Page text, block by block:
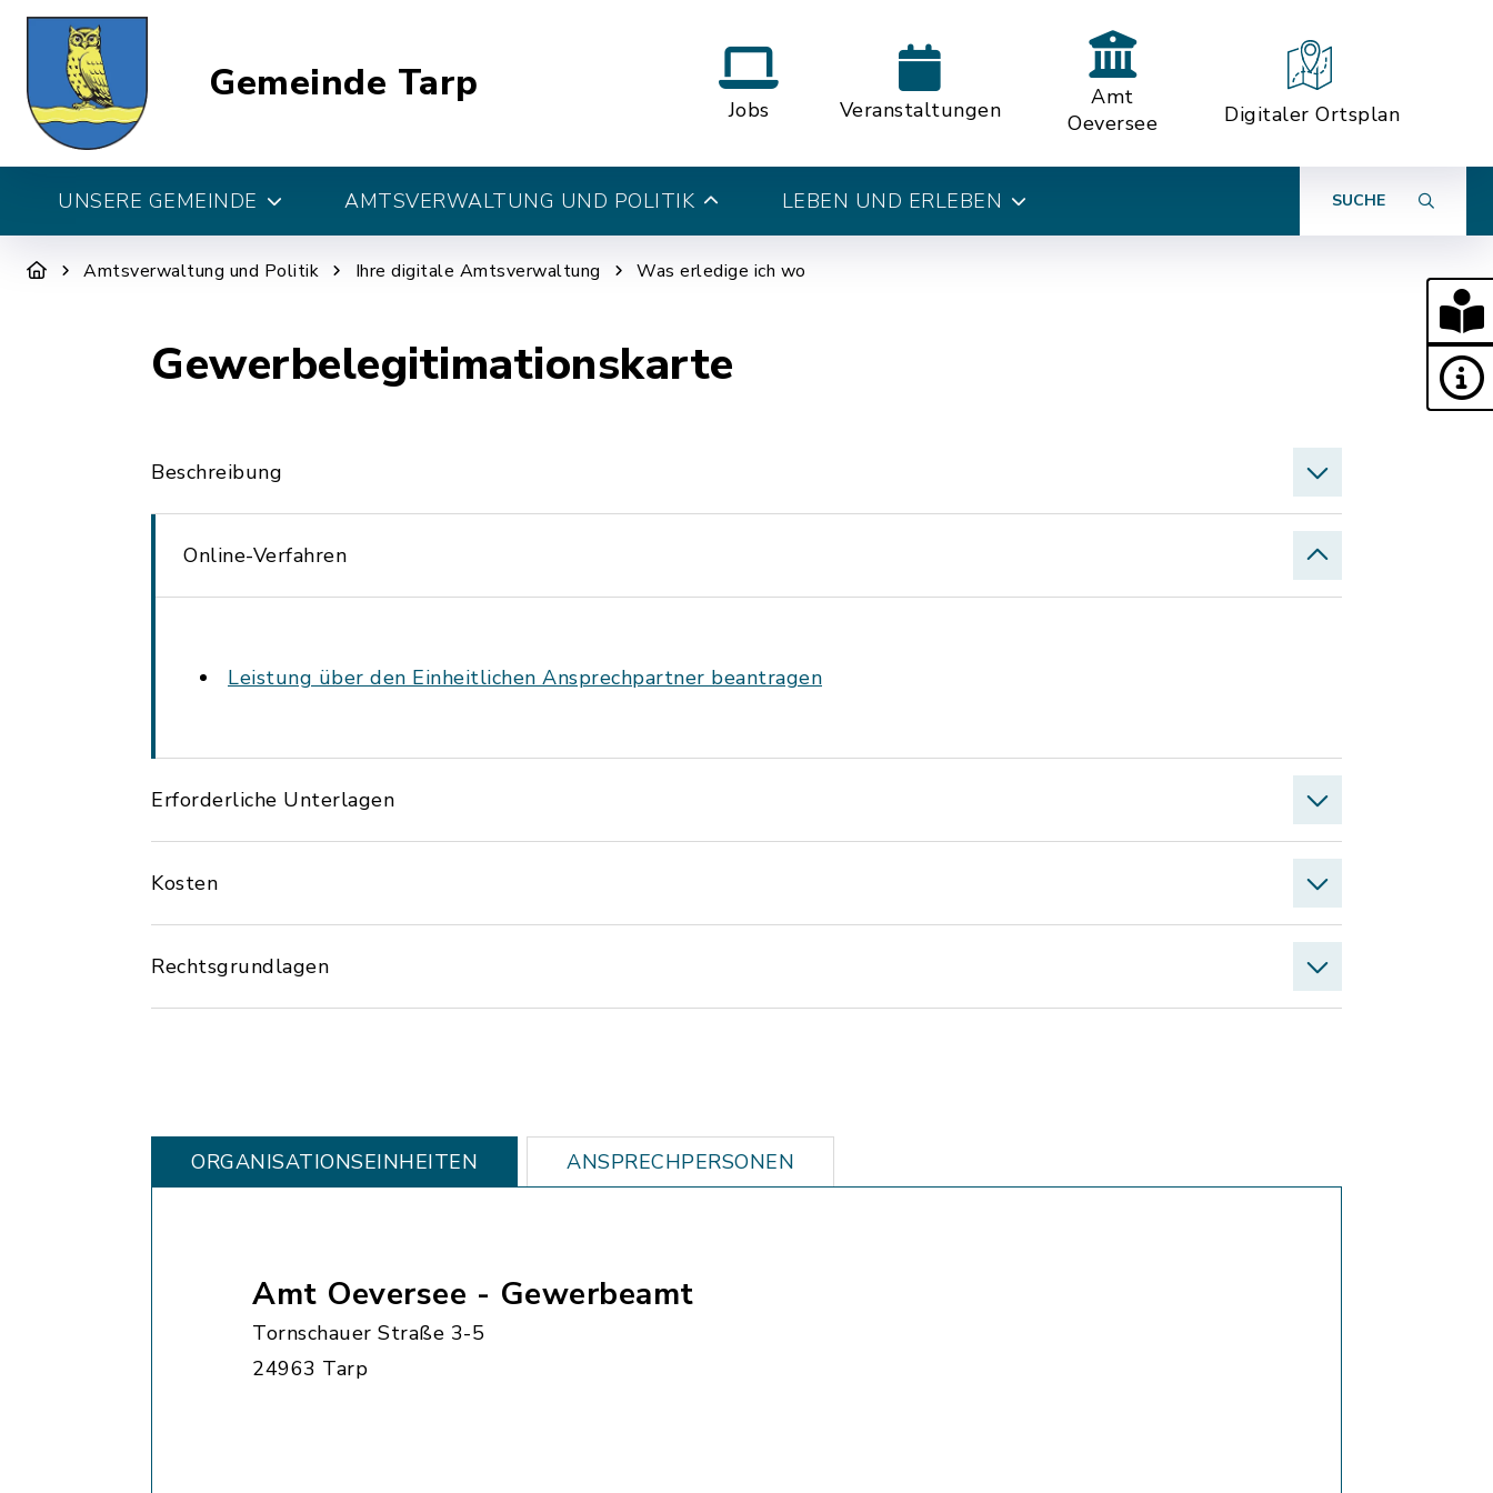
Gemeinde Tarp
Jobs Veranstaltungen
Amt
Oeversee
Digitaler Ortsplan
UNSERE GEMEINDE AMTSVERWALTUNG UND POLITIK LEBEN UND ERLEBEN SUCHE
Amtsverwaltung und Politik Ihre digitale Amtsverwaltung Was erledige ich wo
Gewerbelegitimationskarte
Beschreibung
Online-Verfahren
Leistung über den Einheitlichen Ansprechpartner beantragen
Erforderliche Unterlagen
Kosten
Rechtsgrundlagen
ORGANISATIONS­EINHEITEN ANSPRECHPERSONEN
Amt Oeversee - Gewerbeamt
Tornschauer Straße 3-5
24963 Tarp